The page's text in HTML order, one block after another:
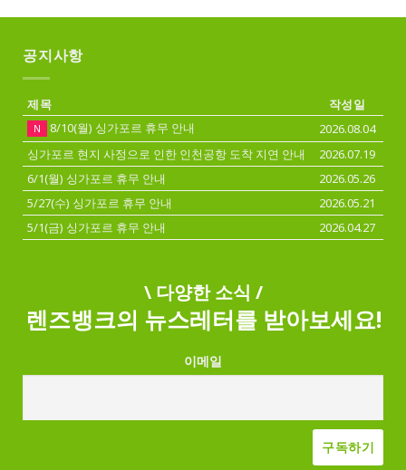
공지사항
제목 작성일
N 8/10(월) 싱가포르 휴무 안내
2026.08.04
싱가포르 현지 사정으로 인한 인천공항 도착 지연 안내
2026.07.19
6/1(월) 싱가포르 휴무 안내
2026.05.26
5/27(수) 싱가포르 휴무 안내
2026.05.21
5/1(금) 싱가포르 휴무 안내
2026.04.27
\ 다양한 소식 /
렌즈뱅크의 뉴스레터를 받아보세요!
이메일